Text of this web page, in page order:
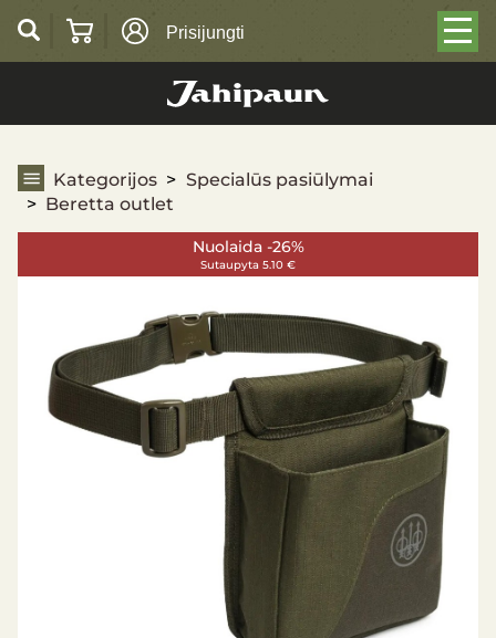
Prisijungti
Kategorijos
Specialūs pasiūlymai
Beretta outlet
Nuolaida -26%
Sutaupyta 5.10 €